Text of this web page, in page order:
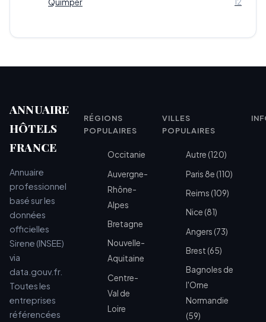
ANNUAIRE
HÔTELS
FRANCE
Annuaire
professionnel
basé sur les
données
officielles
Sirene (INSEE)
via
data.gouv.fr.
Toutes les
entreprises
référencées
RÉGIONS
POPULAIRES
Occitanie
Auvergne-
Rhône-
Alpes
Bretagne
Nouvelle-
Aquitaine
Centre-
Val de
Loire
VILLES
POPULAIRES
Autre (120)
Paris 8e (110)
Reims (109)
Nice (81)
Angers (73)
Brest (65)
Bagnoles de
l'Orne
Normandie
(59)